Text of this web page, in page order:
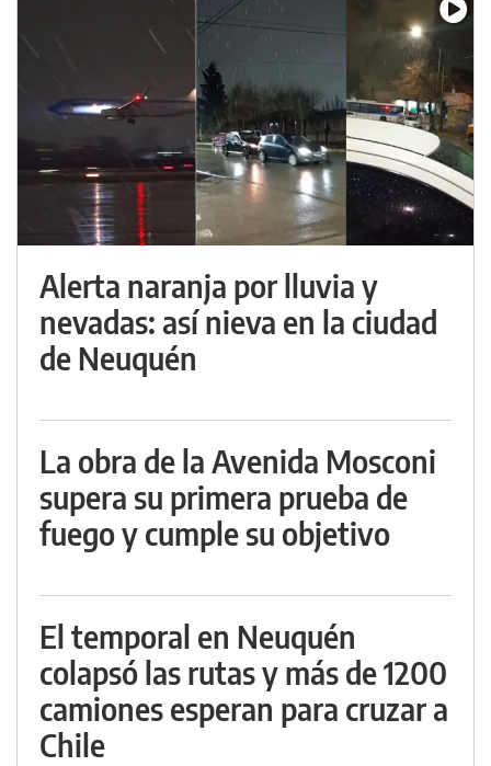
Alerta naranja por lluvia y
nevadas: así nieva en la ciudad
de Neuquén
La obra de la Avenida Mosconi
supera su primera prueba de
fuego y cumple su objetivo
El temporal en Neuquén
colapsó las rutas y más de 1200
camiones esperan para cruzar a
Chile